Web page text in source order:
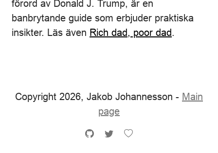
förord av Donald J. Trump, är en
banbrytande guide som erbjuder praktiska
insikter. Läs även Rich dad, poor dad.
Copyright 2026, Jakob Johannesson - Main
page